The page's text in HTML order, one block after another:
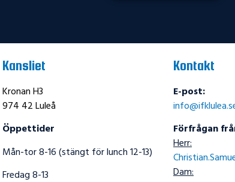
Kansliet
Kronan H3
974 42 Luleå
Öppettider
Mån-tor 8-16 (stängt för lunch 12-13)
Fredag 8-13
Kontakt
E-post:
Förfrågan
Herr:
Dam: